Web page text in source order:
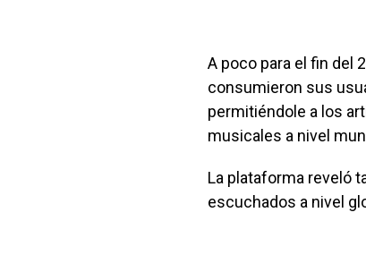
A poco para el fin del
consumieron sus
permitiéndole a los
musicales a nivel
La plataforma reveló
escuchados a nivel